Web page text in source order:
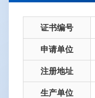
证书编号
申请单位
注册地址
生产单位